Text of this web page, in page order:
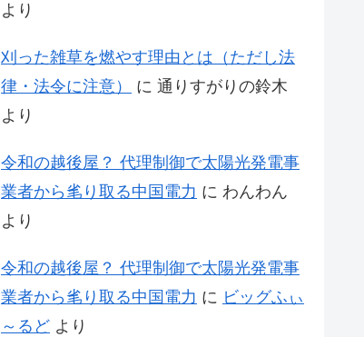
より
刈った雑草を燃やす理由とは（ただし法
律・法令に注意）
に 通りすがりの鈴木
より
令和の越後屋？ 代理制御で太陽光発電事
業者から毟り取る中国電力 に わんわん
より
令和の越後屋？ 代理制御で太陽光発電事
業者から毟り取る中国電力 に ビッグふぃ
～るど より